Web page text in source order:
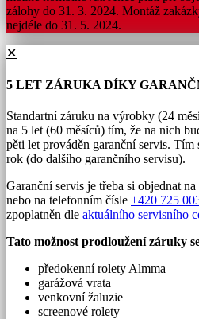
zálohy do 31. 3. 2024. Montáž
nejdéle do 31. 5. 2024.
✕
5 LET ZÁRUKA DÍKY
Standartní záruku na výrobky (24
na 5 let (60 měsíců) tím, že na nich
pěti let prováděn garanční servis.
rok (do dalšího garančního servisu).
Garanční servis je třeba si objednat na
nebo na telefonním čísle +420 725
zpoplatněn dle aktuálního servisního
Tato možnost prodloužení záruky
předokenní rolety Almma
garážová vrata
venkovní žaluzie
screenové rolety